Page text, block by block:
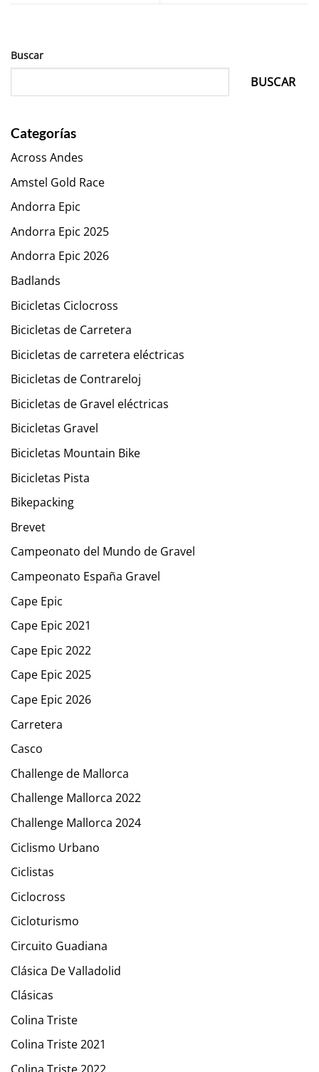
Buscar
BUSCAR
Categorías
Across Andes
Amstel Gold Race
Andorra Epic
Andorra Epic 2025
Andorra Epic 2026
Badlands
Bicicletas Ciclocross
Bicicletas de Carretera
Bicicletas de carretera eléctricas
Bicicletas de Contrareloj
Bicicletas de Gravel eléctricas
Bicicletas Gravel
Bicicletas Mountain Bike
Bicicletas Pista
Bikepacking
Brevet
Campeonato del Mundo de Gravel
Campeonato España Gravel
Cape Epic
Cape Epic 2021
Cape Epic 2022
Cape Epic 2025
Cape Epic 2026
Carretera
Casco
Challenge de Mallorca
Challenge Mallorca 2022
Challenge Mallorca 2024
Ciclismo Urbano
Ciclistas
Ciclocross
Cicloturismo
Circuito Guadiana
Clásica De Valladolid
Clásicas
Colina Triste
Colina Triste 2021